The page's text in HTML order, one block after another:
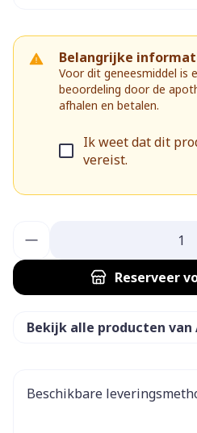
Belangrijke
Voor dit geneesmiddel is
beoordeling door de
afhalen en betalen.
Ik weet dat dit
vereist.
Reserveer
Bekijk alle producten van
Beschikbare